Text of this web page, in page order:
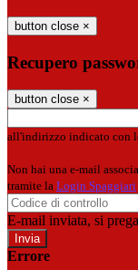
button close ×
Recupero
button close ×
all'indirizzo indicato con
Non hai una e-mail
tramite la Login Spaggiari
E-mail inviata, si
Errore